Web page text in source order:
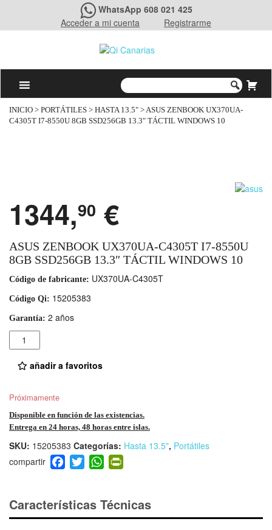
WhatsApp 608 021 425
Acceder a mi cuenta
Registrarme
INICIO > PORTÁTILES > HASTA 13.5" > ASUS ZENBOOK UX370UA-
C4305T I7-8550U 8GB SSD256GB 13.3″ TÁCTIL WINDOWS 10
1344,90 €
ASUS ZENBOOK UX370UA-C4305T I7-8550U
8GB SSD256GB 13.3″ TÁCTIL WINDOWS 10
Código de fabricante: UX370UA-C4305T
Código Qi: 15205383
Garantía: 2 años
Cantidad
añadir a favoritos
Próximamente
Disponible en función de las existencias.
Entrega en 24 horas, 48 horas entre islas.
SKU: 15205383 Categorías: Hasta 13.5", Portátiles
F
a
e
b
T
wi
er
W
h
s
A
ri
e
Características Técnicas